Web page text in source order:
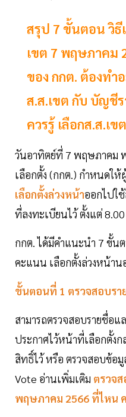
สรุป 7 ขั้นตอน วิธี
เขต 7 พฤษภาคม
ของ กกต. ต้องทำ
ส.ส.เขต กับ บัญชี
ควรรู้ เลือกส.ส.เ
วันอาทิตย์ที่ 7 พฤษภาคม
เลือกตั้ง (กกต.) กำหนดใ
เลือกตั้งล่วงหน้าออกไปใ
ที่ลงทะเบียนไว้ ตั้งแต่
กกต. ได้มีคำแนะนำ 7 ขั้น
คะแนน เลือกตั้งล่วงหน้าน
ขั้นตอนที่ 1 ตรวจสอบรา
สามารถตรวจสอบรายชื่อ
ประกาศไว้หน้าที่เลือกตั้ง
สิทธิ์ไว้ หรือ ตรวจสอบข้อ
Vote อ่านเพิ่มเติม ตรวจ
พฤษภาคม 2566 ที่ไหน